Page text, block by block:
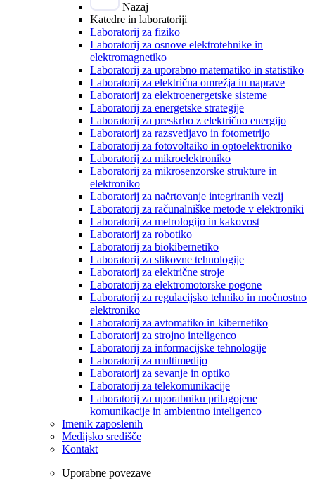
Nazaj
Katedre in laboratoriji
Laboratorij za fiziko
Laboratorij za osnove elektrotehnike in
elektromagnetiko
Laboratorij za uporabno matematiko in statistiko
Laboratorij za električna omrežja in naprave
Laboratorij za elektroenergetske sisteme
Laboratorij za energetske strategije
Laboratorij za preskrbo z električno energijo
Laboratorij za razsvetljavo in fotometrijo
Laboratorij za fotovoltaiko in optoelektroniko
Laboratorij za mikroelektroniko
Laboratorij za mikrosenzorske strukture in
elektroniko
Laboratorij za načrtovanje integriranih vezij
Laboratorij za računalniške metode v elektroniki
Laboratorij za metrologijo in kakovost
Laboratorij za robotiko
Laboratorij za biokibernetiko
Laboratorij za slikovne tehnologije
Laboratorij za električne stroje
Laboratorij za elektromotorske pogone
Laboratorij za regulacijsko tehniko in močnostno
elektroniko
Laboratorij za avtomatiko in kibernetiko
Laboratorij za strojno inteligenco
Laboratorij za informacijske tehnologije
Laboratorij za multimedijo
Laboratorij za sevanje in optiko
Laboratorij za telekomunikacije
Laboratorij za uporabniku prilagojene
komunikacije in ambientno inteligenco
Imenik zaposlenih
Medijsko središče
Kontakt
Uporabne povezave